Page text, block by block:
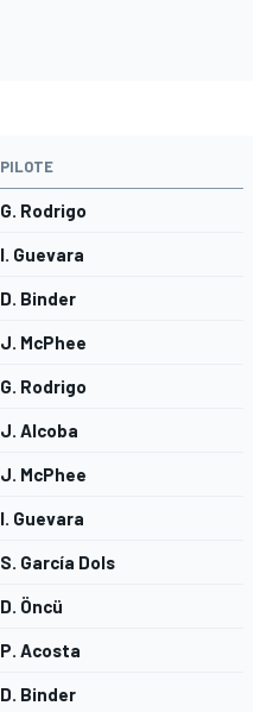
PILOTE
G. Rodrigo
I. Guevara
D. Binder
J. McPhee
G. Rodrigo
J. Alcoba
J. McPhee
I. Guevara
S. García Dols
D. Öncü
P. Acosta
D. Binder